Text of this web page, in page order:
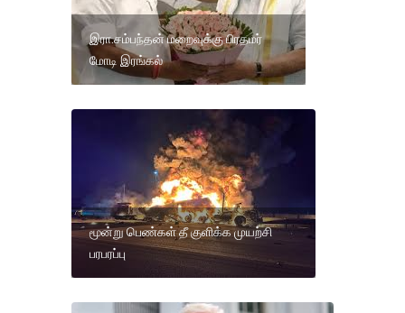
இரா.சம்பந்தன் மறைவுக்கு பிரதமர்
மோடி இரங்கல்
மூன்று பெண்கள் தீ குளிக்க முயற்சி
பரபரப்பு